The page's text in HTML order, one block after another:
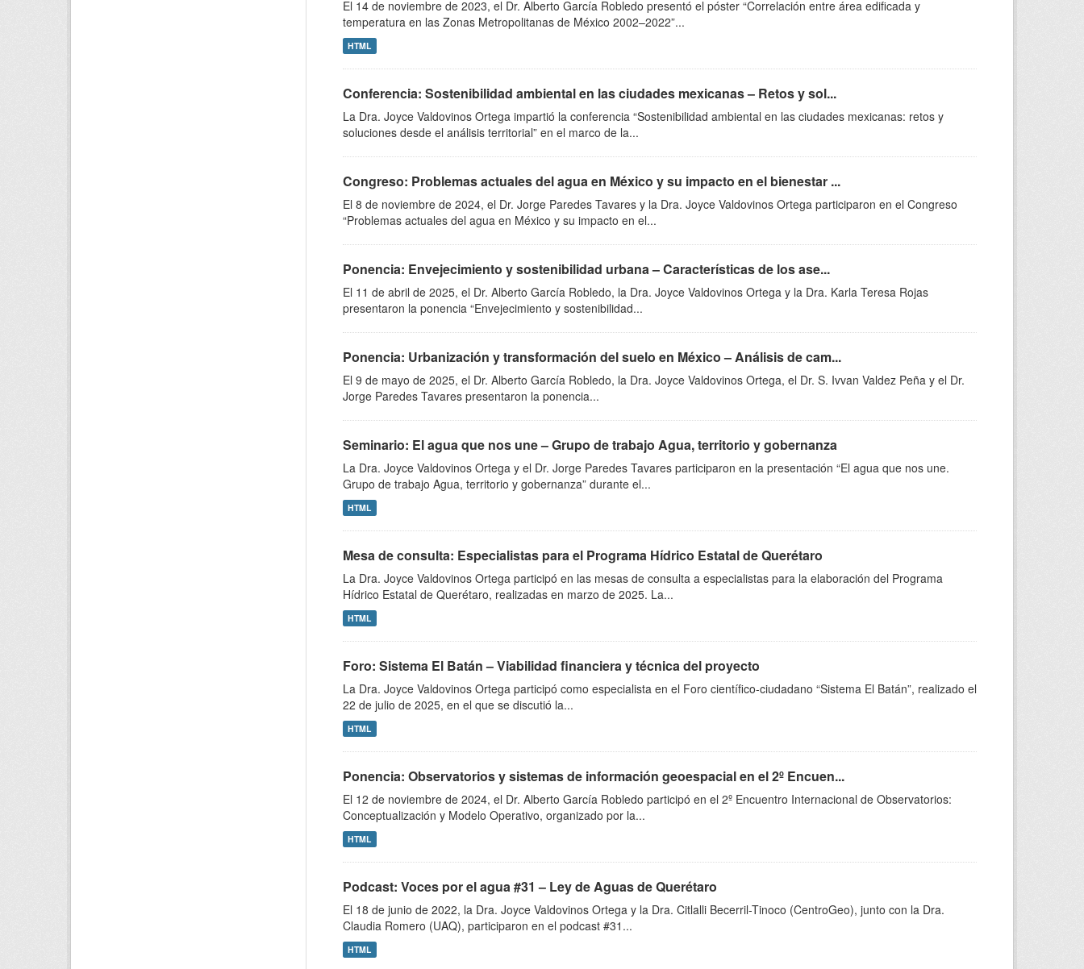
El 14 de noviembre de 2023, el Dr. Alberto García Robledo presentó el póster “Correlación entre área edificada y
temperatura en las Zonas Metropolitanas de México 2002–2022”...
HTML
Conferencia: Sostenibilidad ambiental en las ciudades mexicanas – Retos y sol...
La Dra. Joyce Valdovinos Ortega impartió la conferencia “Sostenibilidad ambiental en las ciudades mexicanas: retos y
soluciones desde el análisis territorial” en el marco de la...
Congreso: Problemas actuales del agua en México y su impacto en el bienestar ...
El 8 de noviembre de 2024, el Dr. Jorge Paredes Tavares y la Dra. Joyce Valdovinos Ortega participaron en el Congreso
“Problemas actuales del agua en México y su impacto en el...
Ponencia: Envejecimiento y sostenibilidad urbana – Características de los ase...
El 11 de abril de 2025, el Dr. Alberto García Robledo, la Dra. Joyce Valdovinos Ortega y la Dra. Karla Teresa Rojas
presentaron la ponencia “Envejecimiento y sostenibilidad...
Ponencia: Urbanización y transformación del suelo en México – Análisis de cam...
El 9 de mayo de 2025, el Dr. Alberto García Robledo, la Dra. Joyce Valdovinos Ortega, el Dr. S. Ivvan Valdez Peña y el Dr.
Jorge Paredes Tavares presentaron la ponencia...
Seminario: El agua que nos une – Grupo de trabajo Agua, territorio y gobernanza
La Dra. Joyce Valdovinos Ortega y el Dr. Jorge Paredes Tavares participaron en la presentación “El agua que nos une.
Grupo de trabajo Agua, territorio y gobernanza” durante el...
HTML
Mesa de consulta: Especialistas para el Programa Hídrico Estatal de Querétaro
La Dra. Joyce Valdovinos Ortega participó en las mesas de consulta a especialistas para la elaboración del Programa
Hídrico Estatal de Querétaro, realizadas en marzo de 2025. La...
HTML
Foro: Sistema El Batán – Viabilidad financiera y técnica del proyecto
La Dra. Joyce Valdovinos Ortega participó como especialista en el Foro científico-ciudadano “Sistema El Batán”, realizado el
22 de julio de 2025, en el que se discutió la...
HTML
Ponencia: Observatorios y sistemas de información geoespacial en el 2º Encuen...
El 12 de noviembre de 2024, el Dr. Alberto García Robledo participó en el 2º Encuentro Internacional de Observatorios:
Conceptualización y Modelo Operativo, organizado por la...
HTML
Podcast: Voces por el agua #31 – Ley de Aguas de Querétaro
El 18 de junio de 2022, la Dra. Joyce Valdovinos Ortega y la Dra. Citlalli Becerril-Tinoco (CentroGeo), junto con la Dra.
Claudia Romero (UAQ), participaron en el podcast #31...
HTML